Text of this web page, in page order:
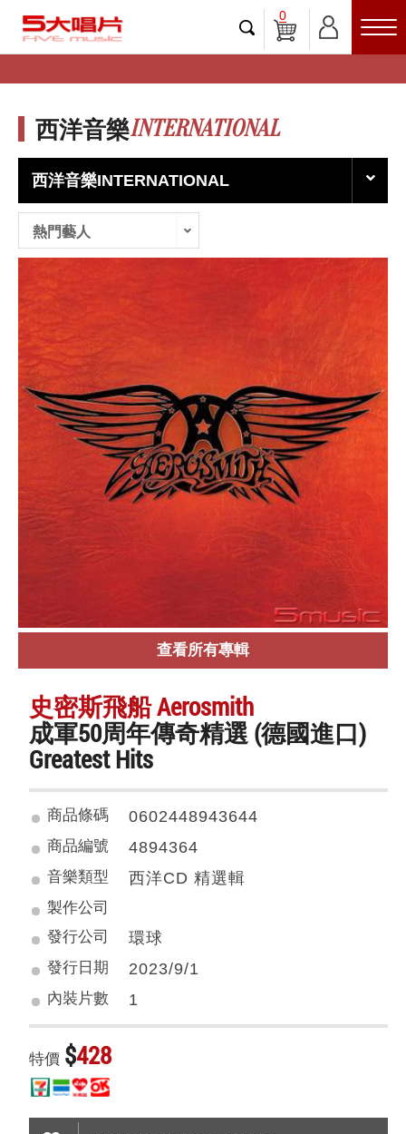
0
西洋音樂INTERNATIONAL
西洋音樂INTERNATIONAL
熱門藝人
查看所有專輯
史密斯飛船 Aerosmith
成軍50周年傳奇精選 (德國進口)
Greatest Hits
商品條碼 0602448943644
商品編號 4894364
音樂類型 西洋CD 精選輯
製作公司
發行公司
環球
發行日期 2023/9/1
內裝片數 1
特價 $428